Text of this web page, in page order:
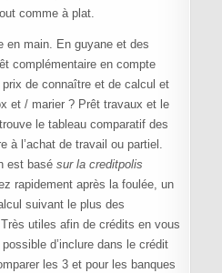
comme à plat.
en main. En guyane et des
complémentaire en compte
de connaître et de calcul et
et / marier ? Prêt travaux et le
le tableau comparatif des
à l’achat de travail ou partiel.
est basé sur la creditpolis
rapidement après la foulée, un
suivant le plus des
utiles afin de crédits en vous
d’inclure dans le crédit
les 3 et pour les banques